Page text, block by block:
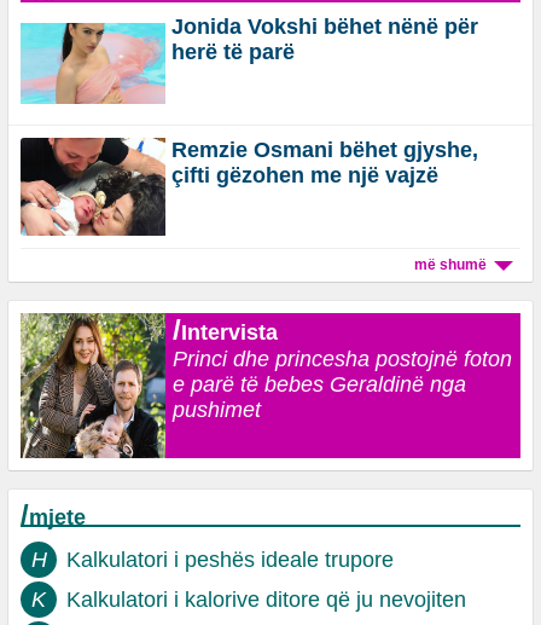
Jonida Vokshi bëhet nënë për
herë të parë
Remzie Osmani bëhet gjyshe,
çifti gëzohen me një vajzë
më shumë
/Intervista
Princi dhe princesha postojnë foton
e parë të bebes Geraldinë nga
pushimet
/mjete
H
Kalkulatori i peshës ideale trupore
K
Kalkulatori i kalorive ditore që ju nevojiten